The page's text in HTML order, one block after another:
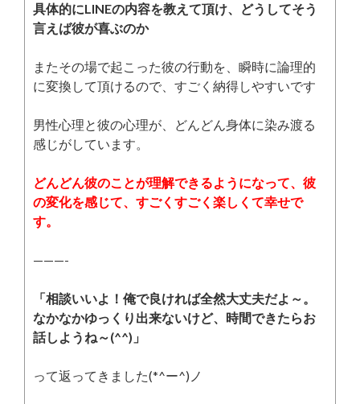
具体的にLINEの内容を教えて頂け、どうしてそう
言えば彼が喜ぶのか
またその場で起こった彼の行動を、瞬時に論理的
に変換して頂けるので、すごく納得しやすいです
男性心理と彼の心理が、どんどん身体に染み渡る
感じがしています。
どんどん彼のことが理解できるようになって、彼
の変化を感じて、すごくすごく楽しくて幸せで
す。
———-
「相談いいよ！俺で良ければ全然大丈夫だよ～。
なかなかゆっくり出来ないけど、時間できたらお
話しようね～(^^)」
って返ってきました(*^ー^)ノ